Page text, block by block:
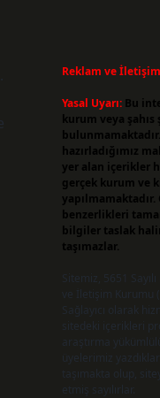
Reklam ve
Yasal Uyarı: Bu
kurum veya
hazırladığımız
yer alan içerikler
gerçek kurum ve
benzerlikleri
bilgiler taslak
taşımazlar.
Sitemiz, 5651
ve İletişim Kurumu
Sağlayıcı olarak
sitedeki içerikleri
araştırma
üyelerimiz
taşımakta olup,
etmiş sayılırlar.